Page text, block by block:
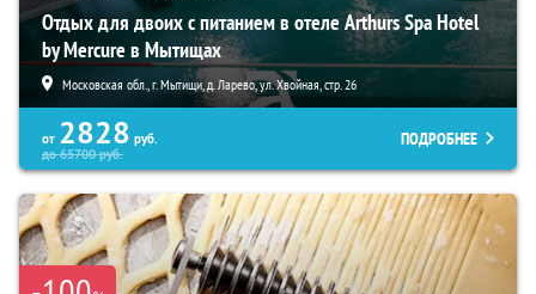
Отдых для двоих с питанием в отеле Arthurs Spa Hotel
by Mercure в Мытищах
Московская обл., г. Мытищи, д. Ларево, ул. Хвойная, стр. 26
от 2828 руб.
до65700руб.
ПОДРОБНЕЕ